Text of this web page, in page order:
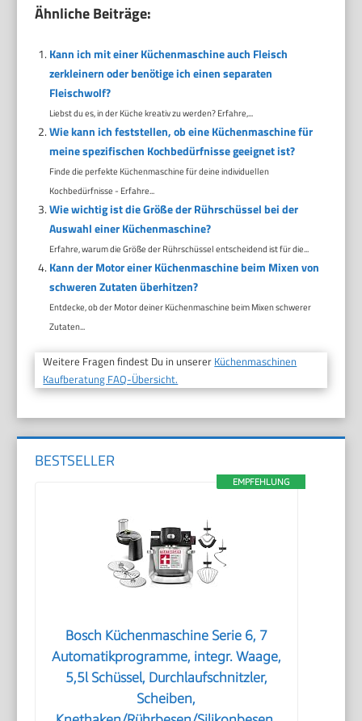
Ähnliche Beiträge:
Kann ich mit einer Küchenmaschine auch Fleisch
zerkleinern oder benötige ich einen separaten
Fleischwolf?
Liebst du es, in der Küche kreativ zu werden? Erfahre,...
Wie kann ich feststellen, ob eine Küchenmaschine für
meine spezifischen Kochbedürfnisse geeignet ist?
Finde die perfekte Küchenmaschine für deine individuellen
Kochbedürfnisse - Erfahre...
Wie wichtig ist die Größe der Rührschüssel bei der
Auswahl einer Küchenmaschine?
Erfahre, warum die Größe der Rührschüssel entscheidend ist für die...
Kann der Motor einer Küchenmaschine beim Mixen von
schweren Zutaten überhitzen?
Entdecke, ob der Motor deiner Küchenmaschine beim Mixen schwerer
Zutaten...
Weitere Fragen findest Du in unserer Küchenmaschinen
Kaufberatung FAQ-Übersicht.
BESTSELLER
EMPFEHLUNG
Bosch Küchenmaschine Serie 6, 7
Automatikprogramme, integr. Waage,
5,5l Schüssel, Durchlaufschnitzler,
Scheiben,